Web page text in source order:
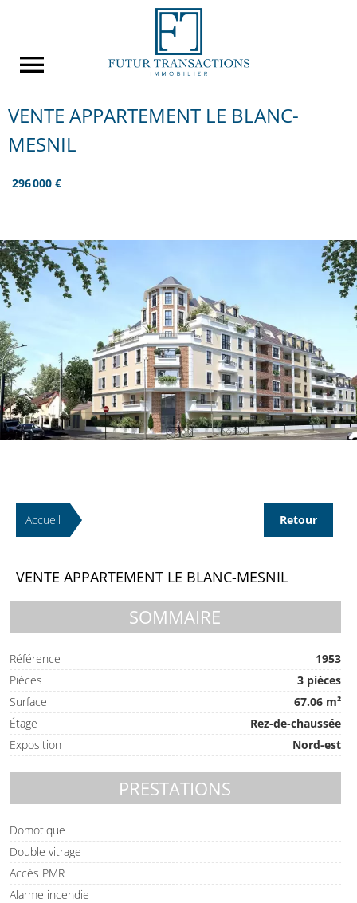
VENTE APPARTEMENT LE BLANC-
MESNIL
296 000 €
Accueil Retour
VENTE APPARTEMENT LE BLANC-MESNIL
SOMMAIRE
Référence
1953
Pièces
3 pièces
Surface
67.06 m²
Étage
Rez-de-chaussée
Exposition
Nord-est
PRESTATIONS
Domotique
Double vitrage
Accès PMR
Alarme incendie